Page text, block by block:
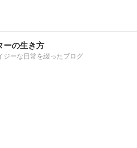
ーの生き方
ジーな日常を綴ったブログ